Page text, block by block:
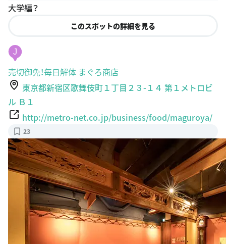
売切御免！毎日解体 まぐろ商店
東京都新宿区歌舞伎町１丁目２３-１４ 第１メトロビ
ル Ｂ１
http://metro-net.co.jp/business/food/maguroya/
23